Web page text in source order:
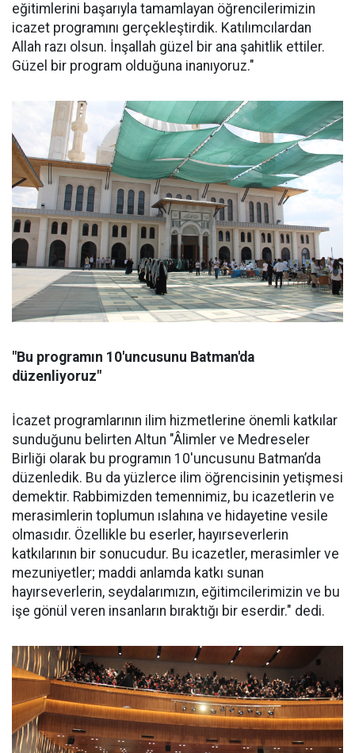
eğitimlerini başarıyla tamamlayan öğrencilerimizin
icazet programını gerçekleştirdik. Katılımcılardan
Allah razı olsun. İnşallah güzel bir ana şahitlik ettiler.
Güzel bir program olduğuna inanıyoruz."
"Bu programın 10'uncusunu Batman'da
düzenliyoruz"
İcazet programlarının ilim hizmetlerine önemli katkılar
sunduğunu belirten Altun "Âlimler ve Medreseler
Birliği olarak bu programın 10'uncusunu Batman’da
düzenledik. Bu da yüzlerce ilim öğrencisinin yetişmesi
demektir. Rabbimizden temennimiz, bu icazetlerin ve
merasimlerin toplumun ıslahına ve hidayetine vesile
olmasıdır. Özellikle bu eserler, hayırseverlerin
katkılarının bir sonucudur. Bu icazetler, merasimler ve
mezuniyetler; maddi anlamda katkı sunan
hayırseverlerin, seydalarımızın, eğitimcilerimizin ve bu
işe gönül veren insanların bıraktığı bir eserdir." dedi.